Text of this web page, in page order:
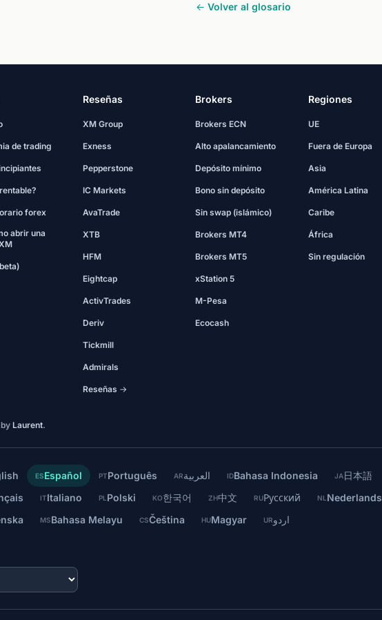
← Volver al glosario
de trading
forex
abrir una
Reseñas
XM Group
Exness
Pepperstone
IC Markets
AvaTrade
XTB
HFM
Eightcap
ActivTrades
Deriv
Tickmill
Admirals
Reseñas →
Brokers
Brokers ECN
Alto apalancamiento
Depósito mínimo
Bono sin depósito
Sin swap (islámico)
Brokers MT4
Brokers MT5
xStation 5
M-Pesa
Ecocash
Regiones
UE
Fuera de Europa
Asia
América Latina
Caribe
África
Sin regulación
Laurent.
ESEspañol PTPortuguês ARالعربية IDBahasa Indonesia JA日本語
ITItaliano PL Polski KO한국어 ZH中文 RUРусский NL Nederlands
MSBahasa Melayu CSČeština HUMagyar URاردو